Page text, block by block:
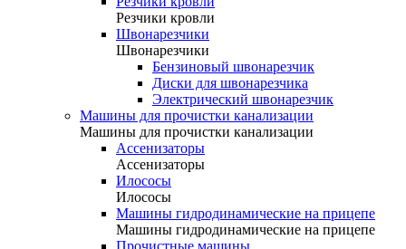
Резчики кровли
Швонарезчики
Швонарезчики
Бензиновый швонарезчик
Диски для швонарезчика
Электрический швонарезчик
Машины для прочистки канализации
Машины для прочистки канализации
Ассенизаторы
Ассенизаторы
Илососы
Илососы
Машины гидродинамические на прицепе
Машины гидродинамические на прицепе
Прочистные машины